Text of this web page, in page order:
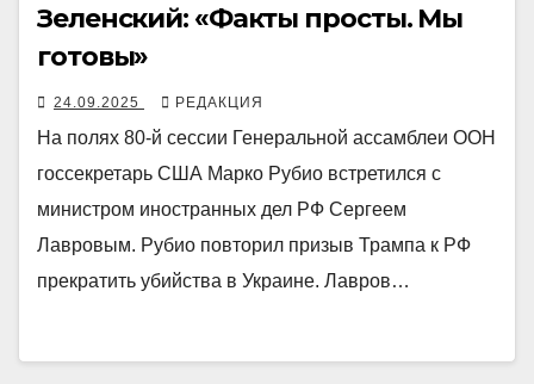
Зеленский: «Факты просты. Мы
готовы»
24.09.2025 РЕДАКЦИЯ
На полях 80-й сессии Генеральной ассамблеи ООН
госсекретарь США Марко Рубио встретился с
министром иностранных дел РФ Сергеем
Лавровым. Рубио повторил призыв Трампа к РФ
прекратить убийства в Украине. Лавров…